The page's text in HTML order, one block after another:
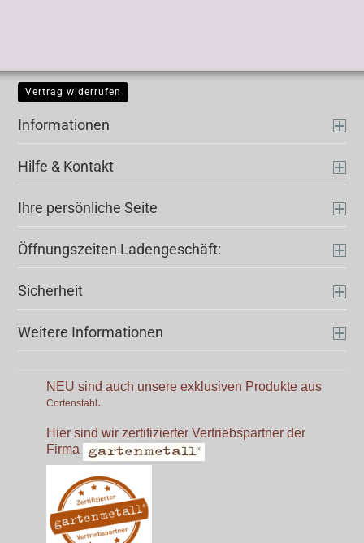
Vertrag widerrufen
Informationen
Hilfe & Kontakt
Ihre persönliche Seite
Öffnungszeiten Ladengeschäft:
Sicherheit
Weitere Informationen
NEU sind auch unsere exklusiven Produkte aus
Cortenstahl.
Hier sind wir zertifizierter Vertriebspartner der
Firma